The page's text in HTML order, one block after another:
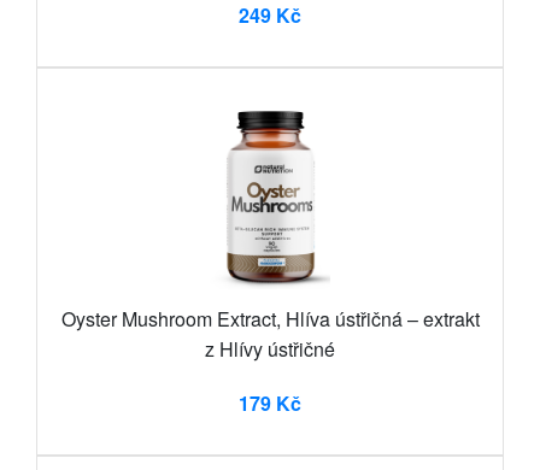
249 Kč
Oyster Mushroom Extract, Hlíva ústřičná – extrakt
z Hlívy ústřičné
179 Kč